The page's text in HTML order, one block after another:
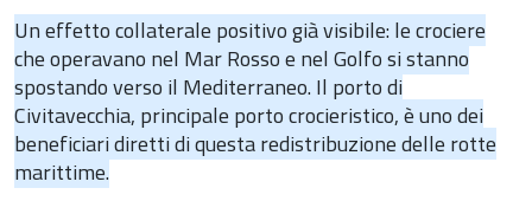
Un effetto collaterale positivo già visibile: le crociere
che operavano nel Mar Rosso e nel Golfo si stanno
spostando verso il Mediterraneo. Il porto di
Civitavecchia, principale porto crocieristico, è uno dei
beneficiari diretti di questa redistribuzione delle rotte
marittime.